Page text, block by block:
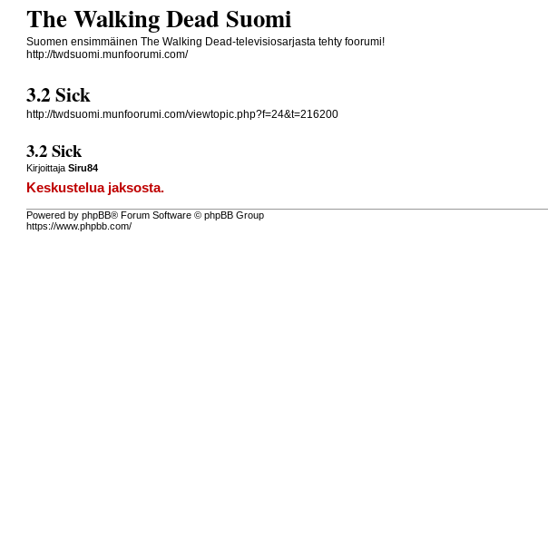
The Walking Dead Suomi
Suomen ensimmäinen The Walking Dead-televisiosarjasta tehty foorumi!
http://twdsuomi.munfoorumi.com/
3.2 Sick
http://twdsuomi.munfoorumi.com/viewtopic.php?f=24&t=216200
3.2 Sick
KirjoittajaSiru84
Keskustelua jaksosta.
Powered by phpBB® Forum Software © phpBB Group
https://www.phpbb.com/